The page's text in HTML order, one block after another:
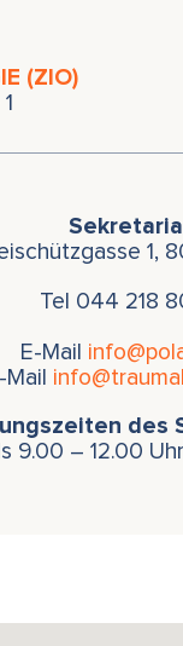
(ZIO)
1,
Tel 044 218
E-Mail
Mail
des
9.00 – 12.00